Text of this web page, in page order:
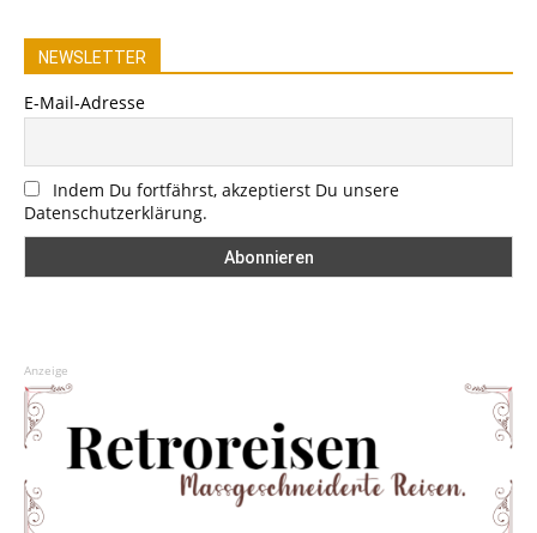
NEWSLETTER
E-Mail-Adresse
Indem Du fortfährst, akzeptierst Du unsere
Datenschutzerklärung.
Anzeige